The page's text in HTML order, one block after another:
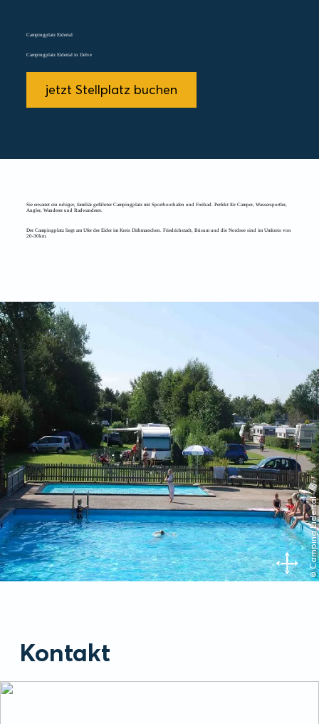
Campingplatz Eidertal
Campingplatz Eidertal in Delve
jetzt Stellplatz buchen
Sie erwartet ein ruhiger, familiär geführter Campingplatz mit Sportboothafen und Freibad. Perfekt für Camper, Wassersportler,
Angler, Wanderer und Radwanderer.
Der Campingplatz liegt am Ufer der Eider im Kreis Dithmarschen. Friedrichstadt, Büsum und die Nordsee sind im Umkreis von
20-30km.
© Camping Eidertal
Kontakt